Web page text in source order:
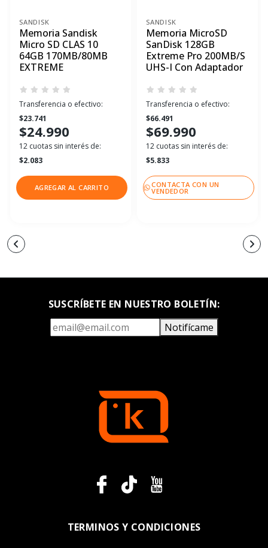
SANDISK
Memoria Sandisk
Micro SD CLAS 10
64GB 170MB/80MB
EXTREME
Transferencia o efectivo:
$23.741
$24.990
12 cuotas sin interés de:
$2.083
AGREGAR AL CARRITO
SANDISK
Memoria MicroSD
SanDisk 128GB
Extreme Pro 200MB/S
UHS-I Con Adaptador
Transferencia o efectivo:
$66.491
$69.990
12 cuotas sin interés de:
$5.833
CONTACTA CON UN
VENDEDOR
SUSCRÍBETE EN NUESTRO BOLETÍN:
Notifícame
TERMINOS Y CONDICIONES